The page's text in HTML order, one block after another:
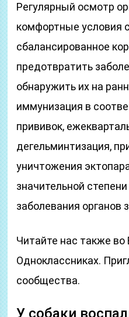
Регулярный осмотр
комфортные условия
сбалансированное
предотвратить
обнаружить их на
иммунизация в
прививок,
дегельминтизация,
уничтожения
значительной
заболевания органов
Читайте нас также во
Одноклассниках.
сообщества.
У собаки